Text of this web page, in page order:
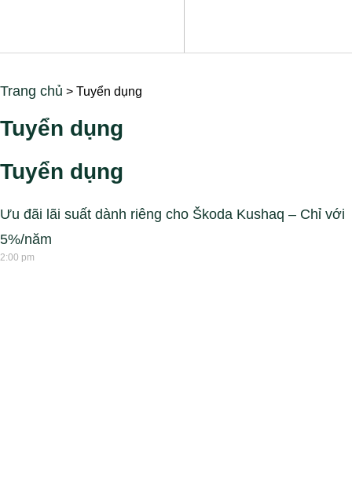
Trang chủ > Tuyển dụng
Tuyển dụng
Tuyển dụng
Ưu đãi lãi suất dành riêng cho Škoda Kushaq – Chỉ với
5%/năm
2:00 pm